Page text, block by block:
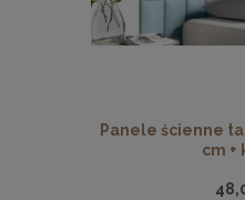
Panele ścienne
cm +